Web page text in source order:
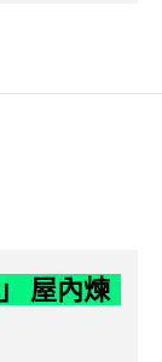
屋內煉